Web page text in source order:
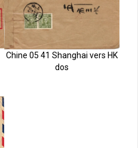
Chine 05 41 Shanghai vers HK
dos